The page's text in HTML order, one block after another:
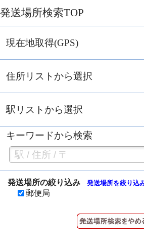
発送場所検索TOP
現在地取得(GPS)
住所リストから選択
駅リストから選択
キーワードから検索
発送場所の絞り込み 発送場所を絞り込
郵便局